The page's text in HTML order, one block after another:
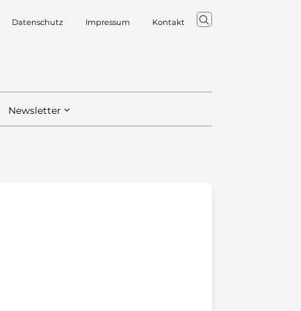
Datenschutz Impressum Kontakt
Newsletter